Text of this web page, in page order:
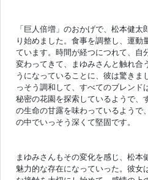
「巨人倍増」のおかげで、松本健
り始めました。食事を調整し、運動
ています。時間が経つにつれて、自
変わってきて、まゆみさんと触れ合
うになっていることに、彼は驚きま
っそう調和して、すべてのブレンド
秘密の花園を探索しているようで、
の生命の甘露を味わっているようで
の中でいっそう深くて堅固です。
まゆみさんもその変化を感じ、松本
魅力的な存在になっていった。彼女